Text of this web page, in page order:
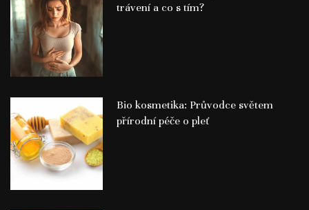
trávení a co s tím?
Bio kosmetika: Průvodce světem
přírodní péče o pleť